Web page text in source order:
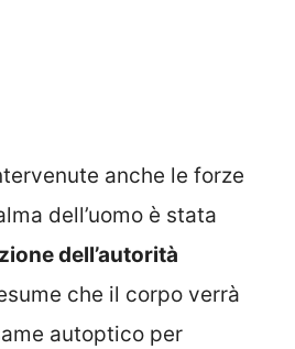
anche le forze
dell’uomo è stata
dell’autorità
che il corpo verrà
autoptico per